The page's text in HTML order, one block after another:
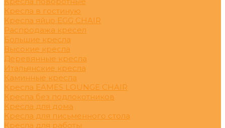
Кресла в гостиную
Кресла яйцо EGG CHAIR
Распродажа кресел
Большие кресла
Высокие кресла
Деревянные кресла
Итальянские кресла
Каминные кресла
Кресла EAMES LOUNGE CHAIR
Кресла без подлокотников
Кресла для дома
Кресла для письменного стола
Кресла для работы